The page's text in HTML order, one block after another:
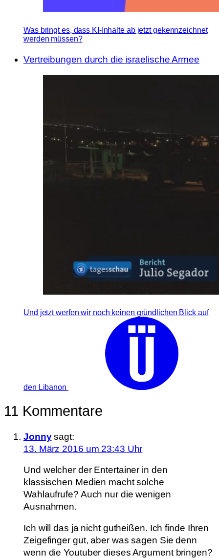
Was bringt es, dass KI-Inhalte ab jetzt gekennzeichnet
werden müssen?
Vertreibungen durch die israelische Armee
Und jetzt werfen wir noch keinen gründlichen Blick auf
den Libanon
11 Kommentare
Jonny sagt:
13. März 2016 um 23:43 Uhr
Und welcher der Entertainer in den
klassischen Medien macht solche
Wahlaufrufe? Auch nur die wenigen
Ausnahmen.
Ich will das ja nicht gutheißen. Ich finde Ihren
Zeigefinger gut, aber was sagen Sie denn
wenn die Youtuber dieses Argument bringen?